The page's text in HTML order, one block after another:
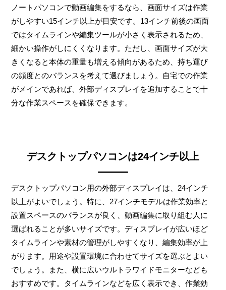
ノートパソコンで動画編集をするなら、画面サイズは作業
がしやすい15インチ以上が目安です。13インチ前後の画面
ではタイムラインや編集ツールが小さく表示されるため、
細かい操作がしにくくなります。ただし、画面サイズが大
きくなると本体の重量も増える傾向があるため、持ち運び
の頻度とのバランスを考えて選びましょう。自宅での作業
がメインであれば、外部ディスプレイを追加することで十
分な作業スペースを確保できます。
デスクトップパソコンは24インチ以上
デスクトップパソコン用の外部ディスプレイは、24インチ
以上がよいでしょう。特に、27インチモデルは作業効率と
設置スペースのバランスが良く、動画編集に取り組む人に
選ばれることが多いサイズです。ディスプレイが広いほど
タイムラインや素材の管理がしやすくなり、編集効率が上
がります。用途や設置環境に合わせてサイズを選ぶとよい
でしょう。また、横に広いウルトラワイドモニターなども
おすすめです。タイムラインなどを広く表示でき、作業効